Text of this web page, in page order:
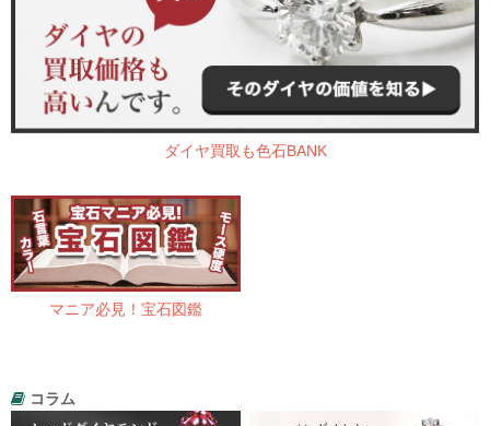
ダイヤ買取も色石BANK
マニア必見！宝石図鑑
コラム